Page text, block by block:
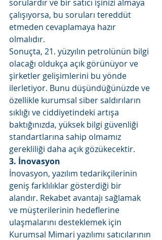
sorulardır ve bir satıcı işinizi almaya
çalışıyorsa, bu soruları tereddüt
etmeden cevaplamaya hazır
olmalıdır.
Sonuçta, 21. yüzyılın petrolünün bilgi
olacağı oldukça açık görünüyor ve
şirketler gelişimlerini bu yönde
ilerletiyor. Bunu düşündüğünüzde ve
özellikle kurumsal siber saldırıların
sıklığı ve ciddiyetindeki artışa
baktığınızda, yüksek bilgi güvenliği
standartlarına sahip olmamız
gerekliliği daha açık gözükecektir.
3. İnovasyon
İnovasyon, yazılım tedarikçilerinin
geniş farklılıklar gösterdiği bir
alandır. Rekabet avantajı sağlamak
ve müşterilerinin hedeflerine
ulaşmalarını desteklemek için
Kurumsal Mimari yazılımı satıcılarının